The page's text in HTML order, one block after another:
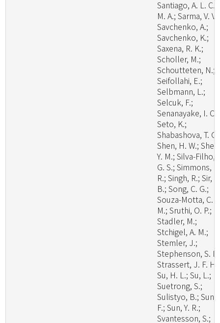
Santiago, A. L. C.
M. A.; Sarma, V. V.;
Savchenko, A.;
Savchenko, K.;
Saxena, R. K.;
Scholler, M.;
Schoutteten, N.;
Seifollahi, E.;
Selbmann, L.;
Selcuk, F.;
Senanayake, I. C.;
Seto, K.;
Shabashova, T.
Shen, H. W.;
Y. M.; Silva-Filho,
G. S.; Simmons,
R.; Singh, R.; Sir,
B.; Song, C. G.;
Souza-Motta, C.
M.; Sruthi, O. P.;
Stadler, M.;
Stchigel, A. M.;
Stemler, J.;
Stephenson, S.
Strassert, J. F. H.;
Su, H. L.; Su, L.;
Suetrong, S.;
Sulistyo, B.; Sun,
F.; Sun, Y. R.;
Svantesson, S.;